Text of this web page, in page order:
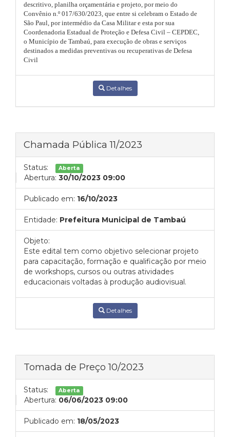
descritivo, planilha orçamentária e projeto, por meio do
Convênio n.º 017/630/2023, que entre si celebram o Estado de
São Paul, por intermédio da Casa Militar e esta por sua
Coordenadoria Estadual de Proteção e Defesa Civil – CEPDEC,
o Município de Tambaú, para execução de obras e serviços
destinados a medidas preventivas ou recuperativas de Defesa
Civil
Detalhes
Chamada Pública 11/2023
Status: Aberta
Abertura: 30/10/2023 09:00
Publicado em: 16/10/2023
Entidade: Prefeitura Municipal de Tambaú
Objeto:
Este edital tem como objetivo selecionar projeto
para capacitação, formação e qualificação por meio
de workshops, cursos ou outras atividades
educacionais voltadas à produção audiovisual.
Detalhes
Tomada de Preço 10/2023
Status: Aberta
Abertura: 06/06/2023 09:00
Publicado em: 18/05/2023